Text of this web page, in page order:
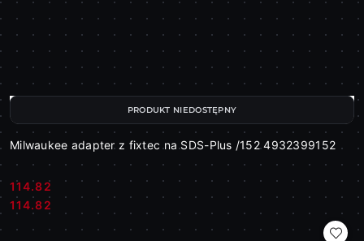
Milwaukee adapter z fixtec na SDS-Plus /152 4932399152
Cena:
114.82
Cena:
114.82
PRODUKT NIEDOSTĘPNY